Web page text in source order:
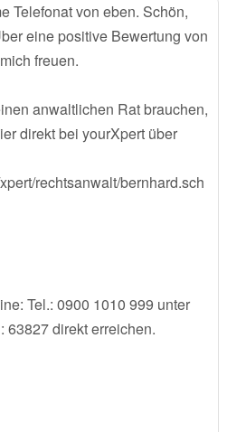
Telefonat von eben. Schön,
eine positive Bewertung von
freuen.
anwaltlichen Rat brauchen,
direkt bei yourXpert über
rechtsanwalt/bernhard.sch
Tel.: 0900 1010 999 unter
63827 direkt erreichen.